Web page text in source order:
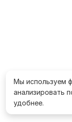
Мы используем
анализировать
удобнее.